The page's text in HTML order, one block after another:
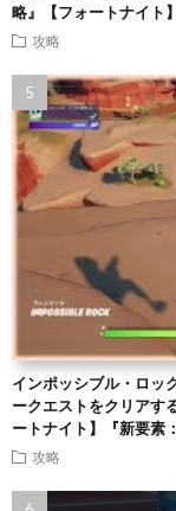
略』【フォートナイト
攻略
インポッシブル・ロッ
ークエストをクリアす
ートナイト】『新要素
攻略